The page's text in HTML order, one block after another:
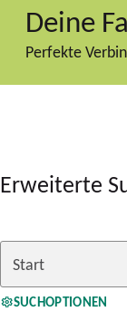
Deine
Perfekte
Erweiterte
SUCHOPTIONEN